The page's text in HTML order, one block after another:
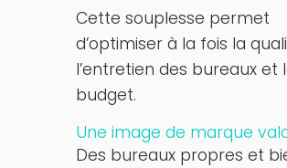
Cette souplesse permet
d’optimiser à la fois la
l’entretien des bureaux et
budget.
Une image de marque
Des bureaux propres et